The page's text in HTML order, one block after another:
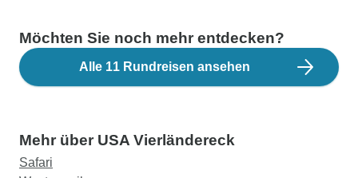
Möchten Sie noch mehr entdecken?
Alle 11 Rundreisen ansehen
Mehr über USA Vierländereck
Safari